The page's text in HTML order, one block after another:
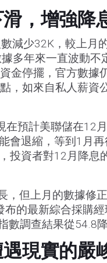
，增強降
減少32K，較上月
多年來一直波動不
金停擺，官方數據
，如來自私人薪資
在預計美聯儲在12
會退縮，等到1月
投資者對12月降息
，但上月的數據修
的最新綜合採購
數調查結果從54.8降
現實的嚴